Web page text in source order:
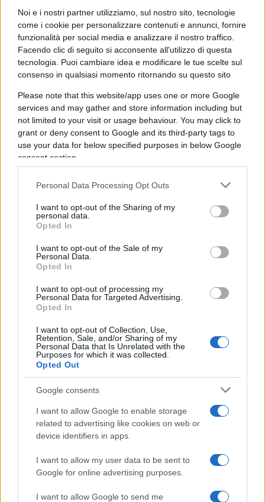
Noi e i nostri partner utilizziamo, sul nostro sito, tecnologie
come i cookie per personalizzare contenuti e annunci, fornire
funzionalità per social media e analizzare il nostro traffico.
Facendo clic di seguito si acconsente all'utilizzo di questa
tecnologia. Puoi cambiare idea e modificare le tue scelte sul
consenso in qualsiasi momento ritornando su questo sito
Please note that this website/app uses one or more Google
services and may gather and store information including but
not limited to your visit or usage behaviour. You may click to
grant or deny consent to Google and its third-party tags to
use your data for below specified purposes in below Google
consent section.
Personal Data Processing Opt Outs
I want to opt-out of the Sharing of my
personal data.
Opted In
I want to opt-out of the Sale of my
Personal Data.
Opted In
I want to opt-out of processing my
Personal Data for Targeted Advertising.
Opted In
I want to opt-out of Collection, Use,
Retention, Sale, and/or Sharing of my
Personal Data that Is Unrelated with the
Purposes for which it was collected.
Opted Out
Google consents
I want to allow Google to enable storage
related to advertising like cookies on web or
device identifiers in apps.
I want to allow my user data to be sent to
Google for online advertising purposes.
I want to allow Google to send me
diEnrico Foscarini
22 Aprile 2025, 10:01
4.8k
nicolaporro.it
Bergoglio: “tutti i soldi della Chiesa
tornino allo IOR”. Perchè?
di
12 Settembre 2022, 17:11
Cosa c’è dietro i bilanci secretati del
Bambin Gesù